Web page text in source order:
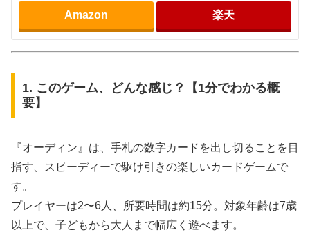
Amazon 楽天
1. このゲーム、どんな感じ？【1分でわかる概
要】
『オーディン』は、手札の数字カードを出し切ることを目
指す、スピーディーで駆け引きの楽しいカードゲームで
す。
プレイヤーは2〜6人、所要時間は約15分。対象年齢は7歳
以上で、子どもから大人まで幅広く遊べます。